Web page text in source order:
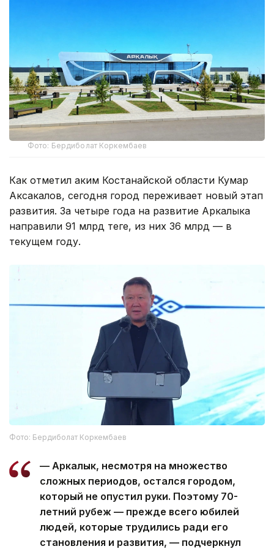
Фото: Бердиболат Коркембаев
Как отметил аким Костанайской области Кумар
Аксакалов, сегодня город переживает новый этап
развития. За четыре года на развитие Аркалыка
направили 91 млрд теңге, из них 36 млрд — в
текущем году.
Фото: Бердиболат Коркембаев
— Аркалык, несмотря на множество
сложных периодов, остался городом,
который не опустил руки. Поэтому 70-
летний рубеж — прежде всего юбилей
людей, которые трудились ради его
становления и развития, — подчеркнул